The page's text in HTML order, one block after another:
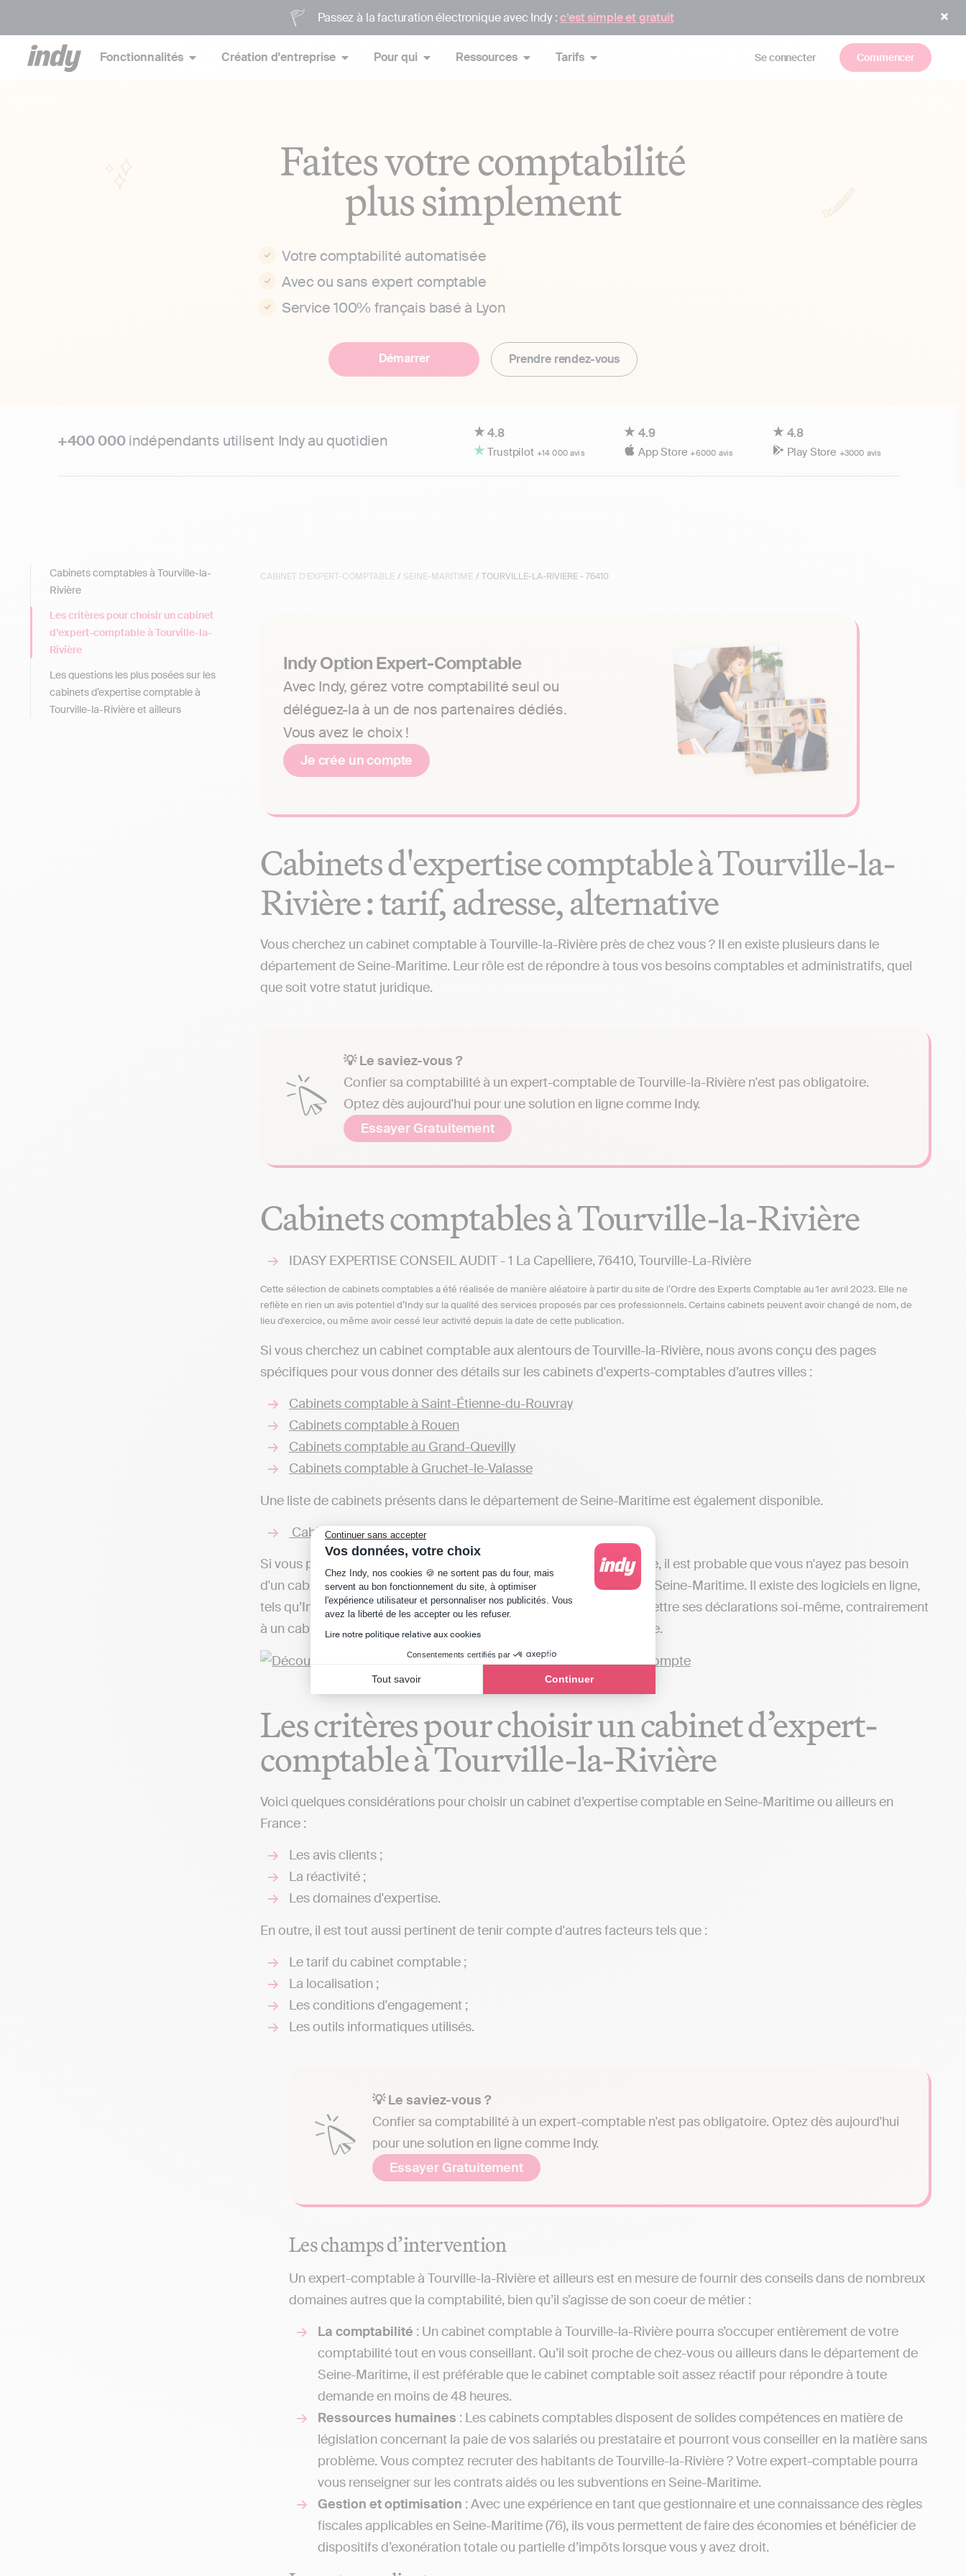
Continuer sans accepter
Vos données, votre choix
Plateforme de Gestion du Consentement : Personnalisez vos Options
Chez Indy, nos cookies 🍪 ne sortent pas du four, mais
servent au bon fonctionnement du site, à optimiser
l'expérience utilisateur et personnaliser nos publicités. Vous
avez la liberté de les accepter ou les refuser.
Lire notre politique relative aux cookies
Consentements certifiés par
Tout savoir Continuer
Axeptio consent
Passez à la facturation électronique avec Indy :c’est simple et gratuit
Fonctionnalités Création d'entreprise Pour qui Ressources Tarifs Se connecter Commencer
Faites votre comptabilité
plus simplement
Votre comptabilité automatisée
Avec ou sans expert comptable
Service 100% français basé à Lyon
Démarrer Prendre rendez-vous
+400 000indépendants utilisent Indy au quotidien 4.8
Trustpilot +14 000 avis
4.9
App Store+6000 avis
4.8
Play Store +3000 avis
CABINET D'EXPERT-COMPTABLE / SEINE-MARITIME / TOURVILLE-LA-RIVIERE - 76410
Indy Option Expert-Comptable
Avec Indy, gérez votre comptabilité seul ou
déléguez-la à un de nos partenaires dédiés.
Vous avez le choix !
Je crée un compte
Cabinets d'expertise comptable à Tourville-la-
Rivière : tarif, adresse, alternative
Vous cherchez un cabinet comptable à Tourville-la-Rivière près de chez vous ? Il en existe plusieurs dans le
département de Seine-Maritime. Leur rôle est de répondre à tous vos besoins comptables et administratifs, quel
que soit votre statut juridique.
💡 Le saviez-vous ?
Confier sa comptabilité à un expert-comptable de Tourville-la-Rivière n'est pas obligatoire.
Optez dès aujourd'hui pour une solution en ligne comme Indy.
Essayer Gratuitement
Cabinets comptables à Tourville-la-Rivière
IDASY EXPERTISE CONSEIL AUDIT - 1 La Capelliere, 76410, Tourville-La-Rivière
Cette sélection de cabinets comptables a été réalisée de manière aléatoire à partir du site de l’Ordre des Experts Comptable au 1er avril 2023. Elle ne
reflète en rien un avis potentiel d’Indy sur la qualité des services proposés par ces professionnels. Certains cabinets peuvent avoir changé de nom, de
lieu d'exercice, ou même avoir cessé leur activité depuis la date de cette publication.
Si vous cherchez un cabinet comptable aux alentours de Tourville-la-Rivière, nous avons conçu des pages
spécifiques pour vous donner des détails sur les cabinets d'experts-comptables d’autres villes :
Cabinets comptable à Saint-Étienne-du-Rouvray
Cabinets comptable à Rouen
Cabinets comptable au Grand-Quevilly
Cabinets comptable à Gruchet-le-Valasse
Une liste de cabinets présents dans le département de Seine-Maritime est également disponible.
Cabinets comptable en Seine-Maritime
Si vous préférez tenir votre comptabilité en ligne en toute autonomie, il est probable que vous n'ayez pas besoin
d'un cabinet comptable près de chez vous, dans le département de Seine-Maritime. Il existe des logiciels en ligne,
tels qu’Indy, qui permettent d’automatiser sa comptabilité et transmettre ses déclarations soi-même, contrairement
à un cabinet comptable qui réalisent toutes ces actions à votre place.
Les critères pour choisir un cabinet d’expert-
comptable à Tourville-la-Rivière
Voici quelques considérations pour choisir un cabinet d’expertise comptable en Seine-Maritime ou ailleurs en
France :
Les avis clients ;
La réactivité ;
Les domaines d'expertise.
En outre, il est tout aussi pertinent de tenir compte d'autres facteurs tels que :
Le tarif du cabinet comptable ;
La localisation ;
Les conditions d'engagement ;
Les outils informatiques utilisés.
💡 Le saviez-vous ?
Confier sa comptabilité à un expert-comptable n'est pas obligatoire. Optez dès aujourd'hui
pour une solution en ligne comme Indy.
Essayer Gratuitement
Les champs d’intervention
Un expert-comptable à Tourville-la-Rivière et ailleurs est en mesure de fournir des conseils dans de nombreux
domaines autres que la comptabilité, bien qu’il s’agisse de son coeur de métier :
La comptabilité : Un cabinet comptable à Tourville-la-Rivière pourra s’occuper entièrement de votre
comptabilité tout en vous conseillant. Qu’il soit proche de chez-vous ou ailleurs dans le département de
Seine-Maritime, il est préférable que le cabinet comptable soit assez réactif pour répondre à toute
demande en moins de 48 heures.
Ressources humaines : Les cabinets comptables disposent de solides compétences en matière de
législation concernant la paie de vos salariés ou prestataire et pourront vous conseiller en la matière sans
problème. Vous comptez recruter des habitants de Tourville-la-Rivière ? Votre expert-comptable pourra
vous renseigner sur les contrats aidés ou les subventions en Seine-Maritime.
Gestion et optimisation : Avec une expérience en tant que gestionnaire et une connaissance des règles
fiscales applicables en Seine-Maritime (76), ils vous permettent de faire des économies et bénéficier de
dispositifs d’exonération totale ou partielle d’impôts lorsque vous y avez droit.
Cabinets comptables à Tourville-la-
Rivière
Les critères pour choisir un cabinet
d’expert-comptable à Tourville-la-
Rivière
Les questions les plus posées sur les
cabinets d’expertise comptable à
Tourville-la-Rivière et ailleurs